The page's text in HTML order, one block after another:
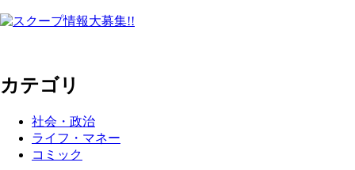
カテゴリ
社会・政治
ライフ・マネー
コミック